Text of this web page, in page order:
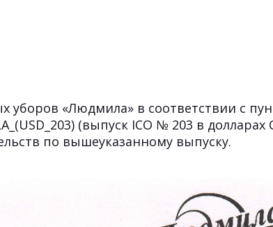
уборов «Людмила» в соответствии с
(выпуск ICO № 203 в
по вышеуказанному выпуску.